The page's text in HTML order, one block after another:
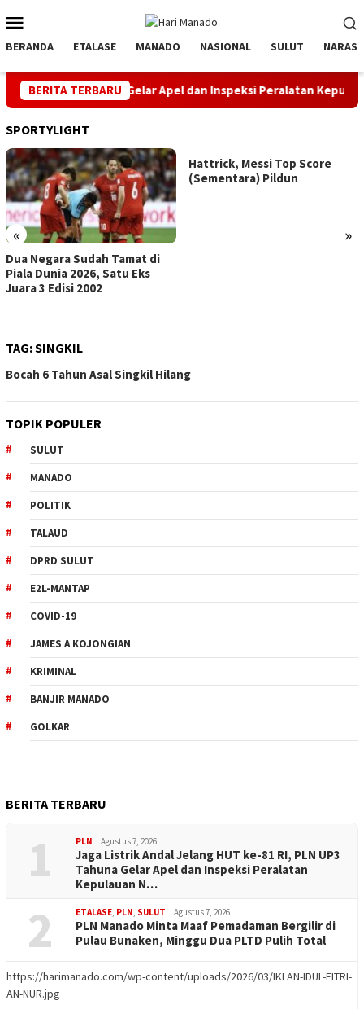
ke
kontenMobile
BERANDA ETALASE MANADO NASIONAL SULUT NARASI
BERITA TERBARU
UP3 Tahuna Gelar Apel dan Inspeksi Peralatan Kepulauan
SPORTYLIGHT
« »
Dua Negara Sudah Tamat di
Piala Dunia 2026, Satu Eks
Juara 3 Edisi 2002
Hattrick, Messi Top Score
(Sementara) Pildun
TAG:SINGKIL
Bocah 6 Tahun Asal Singkil Hilang
TOPIK POPULER
SULUT
MANADO
POLITIK
TALAUD
DPRD SULUT
E2L-MANTAP
COVID-19
JAMES A KOJONGIAN
KRIMINAL
BANJIR MANADO
GOLKAR
BERITA TERBARU
1 PLN Agustus 7, 2026
Jaga Listrik Andal Jelang HUT ke-81 RI, PLN UP3
Tahuna Gelar Apel dan Inspeksi Peralatan
Kepulauan N…
2 ETALASE, PLN, SULUT Agustus 7, 2026
PLN Manado Minta Maaf Pemadaman Bergilir di
Pulau Bunaken, Minggu Dua PLTD Pulih Total
https://harimanado.com/wp-content/uploads/2026/03/IKLAN-IDUL-FITRI-
AN-NUR.jpg